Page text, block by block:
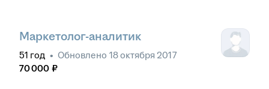
Маркетолог-аналитик
51 год • Обновлено 18 октября 2017
70 000 ₽